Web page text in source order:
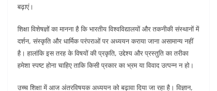
बढ़ाएं।
शिक्षा विशेषज्ञों का मानना है कि भारतीय विश्वविद्यालयों और तकनीकी संस्थानों में
दर्शन, संस्कृति और धार्मिक परंपराओं पर अध्ययन कराया जाना असामान्य नहीं
है। हालांकि इस तरह के विषयों की प्रकृति, उद्देश्य और प्रस्तुति का तरीका
हमेशा स्पष्ट होना चाहिए ताकि किसी प्रकार का भ्रम या विवाद उत्पन्न न हो।
उच्च शिक्षा में आज अंतरविषयक अध्ययन को बढ़ावा दिया जा रहा है। विज्ञान,